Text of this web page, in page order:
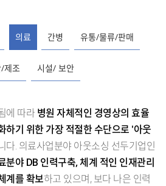
의료 간병 유통/물류/판매
제조 시설/ 보안
에 따라 병원 자체적인 경영상의 효율
하기 위한 가장 적절한 수단으로 '아웃
다. 의료사업분야 아웃소싱 선두기업인
분야 DB 인력구축, 체계 적인 인재관리
계를 확보하고 있으며, 보다 나은 인력